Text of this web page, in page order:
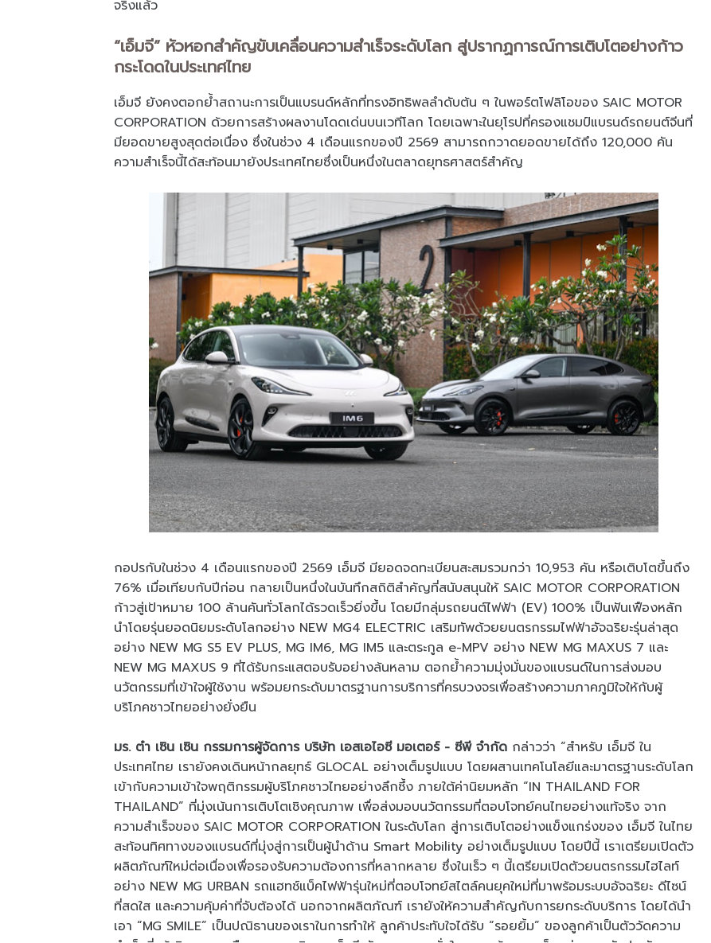
จริงแล้ว
“เอ็มจี” หัวหอกสำคัญขับเคลื่อนความสำเร็จระดับโลก สู่ปรากฏการณ์การเติบโตอย่างก้าว
กระโดดในประเทศไทย
เอ็มจี ยังคงตอกย้ำสถานะการเป็นแบรนด์หลักที่ทรงอิทธิพลลำดับต้น ๆ ในพอร์ตโฟลิโอของ SAIC MOTOR
CORPORATION ด้วยการสร้างผลงานโดดเด่นบนเวทีโลก โดยเฉพาะในยุโรปที่ครองแชมป์แบรนด์รถยนต์จีนที่
มียอดขายสูงสุดต่อเนื่อง ซึ่งในช่วง 4 เดือนแรกของปี 2569 สามารถกวาดยอดขายได้ถึง 120,000 คัน
ความสำเร็จนี้ได้สะท้อนมายังประเทศไทยซึ่งเป็นหนึ่งในตลาดยุทธศาสตร์สำคัญ
กอปรกับในช่วง 4 เดือนแรกของปี 2569 เอ็มจี มียอดจดทะเบียนสะสมรวมกว่า 10,953 คัน หรือเติบโตขึ้นถึง
76% เมื่อเทียบกับปีก่อน กลายเป็นหนึ่งในบันทึกสถิติสำคัญที่สนับสนุนให้ SAIC MOTOR CORPORATION
ก้าวสู่เป้าหมาย 100 ล้านคันทั่วโลกได้รวดเร็วยิ่งขึ้น โดยมีกลุ่มรถยนต์ไฟฟ้า (EV) 100% เป็นฟันเฟืองหลัก
นำโดยรุ่นยอดนิยมระดับโลกอย่าง NEW MG4 ELECTRIC เสริมทัพด้วยยนตรกรรมไฟฟ้าอัจฉริยะรุ่นล่าสุด
อย่าง NEW MG S5 EV PLUS, MG IM6, MG IM5 และตระกูล e-MPV อย่าง NEW MG MAXUS 7 และ
NEW MG MAXUS 9 ที่ได้รับกระแสตอบรับอย่างล้นหลาม ตอกย้ำความมุ่งมั่นของแบรนด์ในการส่งมอบ
นวัตกรรมที่เข้าใจผู้ใช้งาน พร้อมยกระดับมาตรฐานการบริการที่ครบวงจรเพื่อสร้างความภาคภูมิใจให้กับผู้
บริโภคชาวไทยอย่างยั่งยืน
มร. ต๋า เซิน เซิน กรรมการผู้จัดการ บริษัท เอสเอไอซี มอเตอร์ - ซีพี จำกัด กล่าวว่า “สำหรับ เอ็มจี ใน
ประเทศไทย เรายังคงเดินหน้ากลยุทธ์ GLOCAL อย่างเต็มรูปแบบ โดยผสานเทคโนโลยีและมาตรฐานระดับโลก
เข้ากับความเข้าใจพฤติกรรมผู้บริโภคชาวไทยอย่างลึกซึ้ง ภายใต้ค่านิยมหลัก “IN THAILAND FOR
THAILAND” ที่มุ่งเน้นการเติบโตเชิงคุณภาพ เพื่อส่งมอบนวัตกรรมที่ตอบโจทย์คนไทยอย่างแท้จริง จาก
ความสำเร็จของ SAIC MOTOR CORPORATION ในระดับโลก สู่การเติบโตอย่างแข็งแกร่งของ เอ็มจี ในไทย
สะท้อนทิศทางของแบรนด์ที่มุ่งสู่การเป็นผู้นำด้าน Smart Mobility อย่างเต็มรูปแบบ โดยปีนี้ เราเตรียมเปิดตัว
ผลิตภัณฑ์ใหม่ต่อเนื่องเพื่อรองรับความต้องการที่หลากหลาย ซึ่งในเร็ว ๆ นี้เตรียมเปิดตัวยนตรกรรมไฮไลท์
อย่าง NEW MG URBAN รถแฮทช์แบ็คไฟฟ้ารุ่นใหม่ที่ตอบโจทย์สไตล์คนยุคใหม่ที่มาพร้อมระบบอัจฉริยะ ดีไซน์
ที่สดใส และความคุ้มค่าที่จับต้องได้ นอกจากผลิตภัณฑ์ เรายังให้ความสำคัญกับการยกระดับบริการ โดยได้นำ
เอา “MG SMILE” เป็นปณิธานของเราในการทำให้ ลูกค้าประทับใจได้รับ “รอยยิ้ม” ของลูกค้าเป็นตัววัดความ